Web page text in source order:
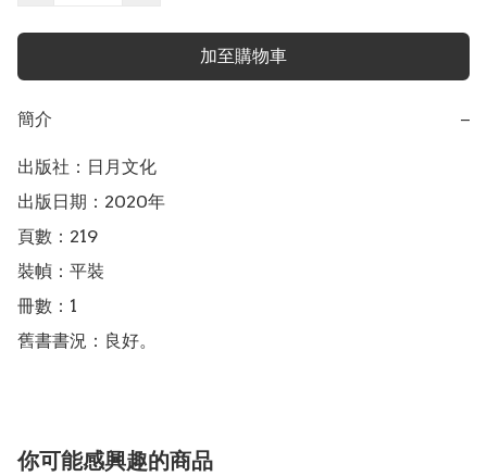
加至購物車
簡介 −
出版社：日月文化
出版日期：2020年
頁數：219
裝幀：平裝
冊數：1
舊書書況：良好。
你可能感興趣的商品